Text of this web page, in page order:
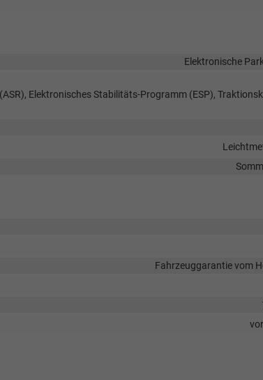
Elektronische
Elektronisches Stabilitäts-Programm (ESP),
Fahrzeuggarantie vom